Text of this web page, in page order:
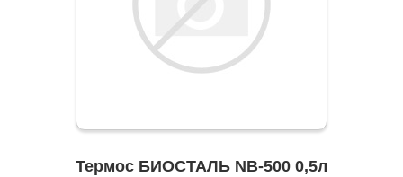
Термос БИОСТАЛЬ NB-500 0,5л